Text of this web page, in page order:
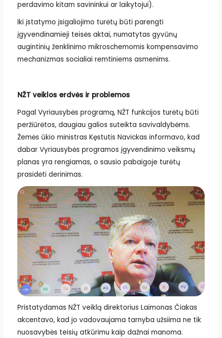
perdavimo kitam savininkui ar laikytojui).
Iki įstatymo įsigaliojimo turėtų būti parengti
įgyvendinamieji teisės aktai, numatytas gyvūnų
augintinių ženklinimo mikroschemomis kompensavimo
mechanizmas socialiai remtiniems asmenims.
NŽT veiklos erdvės ir problemos
Pagal Vyriausybės programą, NŽT funkcijos turėtų būti
peržiūrėtos, daugiau galios suteikta savivaldybėms.
Žemės ūkio ministras Kęstutis Navickas informavo, kad
dabar Vyriausybės programos įgyvendinimo veiksmų
planas yra rengiamas, o sausio pabaigoje turėtų
prasidėti derinimas.
Pristatydamas NŽT veiklą direktorius Laimonas Čiakas
akcentavo, kad jo vadovaujama tarnyba užsiima ne tik
nuosavybės teisių atkūrimu kaip dažnai manoma.